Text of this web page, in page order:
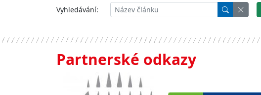
Vyhledávání:
Partnerské odkazy